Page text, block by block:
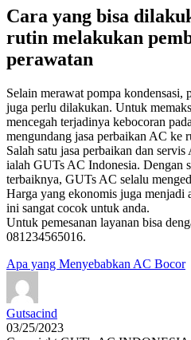
Cara yang bisa
rutin melakukan
perawatan
Selain merawat pompa kondensasi,
juga perlu dilakukan. Untuk
mencegah terjadinya kebocoran
mengundang jasa perbaikan AC ke
Salah satu jasa perbaikan dan
ialah GUTs AC Indonesia. Dengan
terbaiknya, GUTs AC selalu
Harga yang ekonomis juga menjadi
ini sangat cocok untuk anda.
Untuk pemesanan layanan bisa
081234565016.
Apa yang Menyebabkan AC Bocor
Gutsacind
03/25/2023